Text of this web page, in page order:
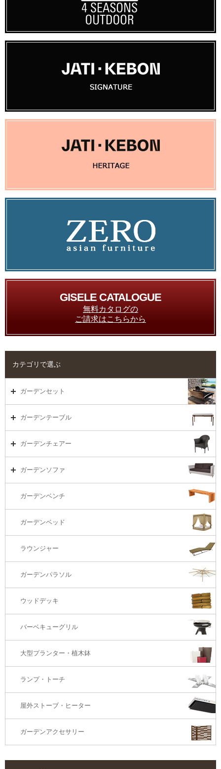
GISELE CATALOGUE
無料カタログの
ご請求はこちらから
カテゴリで選ぶ
ガーデンセット
ガーデンセット（海外在庫）
ラウンジ・ベッド
ガーデンテーブル
ガーデンテーブルTOP
コーヒーテーブル
カウンター・バーテーブル
ガーデンチェアー
ガーデンチェアーTOP
カウンター・バーチェアー
ガーデンソファ
ガーデンソファTOP
3Sソファ
オットマン・スツール
ガーデンベンチ
ガーデンベッド
ラウンジャー
ガーデンパラソル
ウッドデッキ
バーベキューグリル
大型プランター・植木鉢
ランプ・トーチ
屋外ストーブ・ヒーター
ガーデンアクセサリー